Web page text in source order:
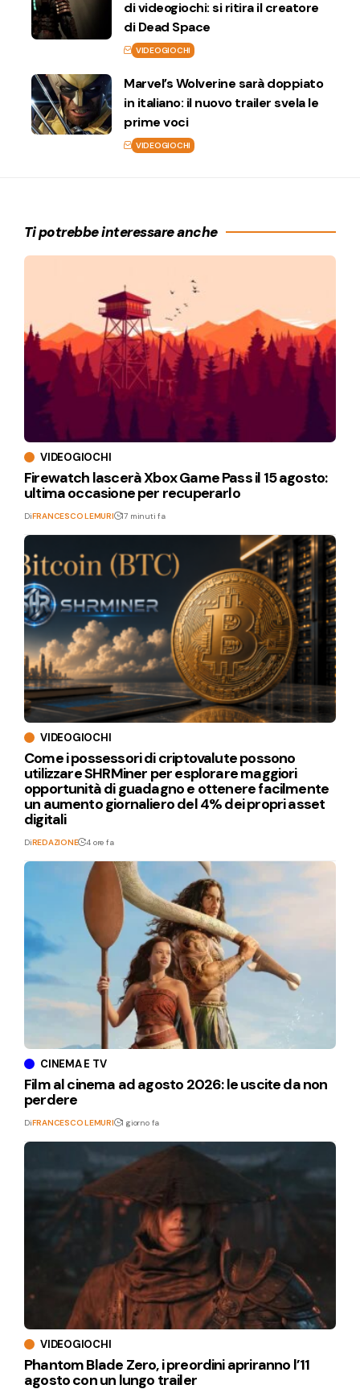
di videogiochi: si ritira il creatore
di Dead Space
VIDEOGIOCHI
Marvel’s Wolverine sarà doppiato
in italiano: il nuovo trailer svela le
prime voci
VIDEOGIOCHI
Ti potrebbe interessare anche
VIDEOGIOCHI
Firewatch lascerà Xbox Game Pass il 15 agosto:
ultima occasione per recuperarlo
DiFRANCESCO LEMURI 17 minuti fa
VIDEOGIOCHI
Come i possessori di criptovalute possono
utilizzare SHRMiner per esplorare maggiori
opportunità di guadagno e ottenere facilmente
un aumento giornaliero del 4% dei propri asset
digitali
DiREDAZIONE 4 ore fa
CINEMA E TV
Film al cinema ad agosto 2026: le uscite da non
perdere
DiFRANCESCO LEMURI 1 giorno fa
VIDEOGIOCHI
Phantom Blade Zero, i preordini apriranno l’11
agosto con un lungo trailer